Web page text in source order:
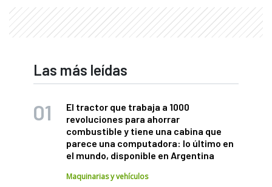
Las más leídas
El tractor que trabaja a 1000
revoluciones para ahorrar
combustible y tiene una cabina que
parece una computadora: lo último en
el mundo, disponible en Argentina
Maquinarias y vehículos